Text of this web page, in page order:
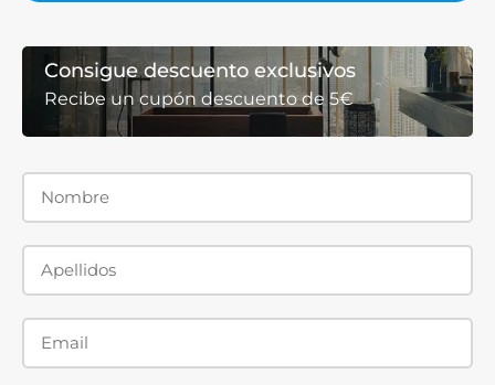
Consigue descuento exclusivos
Recibe un cupón descuento de 5€